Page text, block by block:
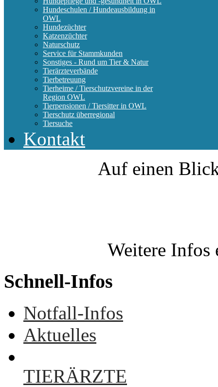
Hundeschulen / Hundeausbildung in
OWL
Hundezüchter
Katzenzüchter
Naturschutz
Service für Stammkunden
Sonstiges - Rund um Tier & Natur
Tierärzteverbände
Tierbetreuung
Tierheime / Tierschutzvereine in der
Region OWL
Tierpensionen / Tiersitter in OWL
Tierschutz überregional
Tiersuche
Kontakt
Auf einen
Weitere Infos
Schnell-Infos
Notfall-Infos
Aktuelles
TIERÄRZTE